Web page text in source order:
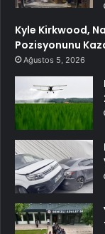
Kyle Kirkwood,
Pozisyonunu
Ağustos 5, 2026